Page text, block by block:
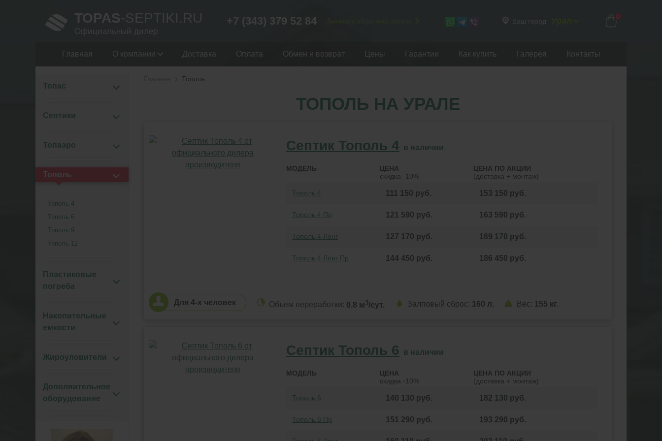
TOPAS-SEPTIKI.RU
Официальный дилер
+7 (343) 379 52 84 Ваш город
0
Главная О компании Доставка Оплата Обмен и возврат Цены Гарантии Как купить Галерея Контакты
Топас
Септики
Топаэро
Тополь
Тополь 4
Тополь 6
Тополь 9
Тополь 12
Пластиковые
погреба
Накопительные
емкости
Жироуловители
Дополнительное
оборудование
Тополь
ТОПОЛЬ НА УРАЛЕ
Септик Тополь 4 в наличии
МОДЕЛЬ
ЦЕНА
скидка -10%
ЦЕНА ПО АКЦИИ
(доставка + монтаж)
Тополь 4 111 150 руб. 153 150 руб.
Тополь 4 Пр 121 590 руб. 163 590 руб.
Тополь 4 Лонг 127 170 руб. 169 170 руб.
Тополь 4 Лонг Пр 144 450 руб. 186 450 руб.
Для 4-х человек Объем переработки: 0.8 м 3/сут. Залповый сброс: 160 л. Вес: 155 кг.
Септик Тополь 6 в наличии
МОДЕЛЬ
ЦЕНА
скидка -10%
ЦЕНА ПО АКЦИИ
(доставка + монтаж)
Тополь 6 140 130 руб. 182 130 руб.
Тополь 6 Пр 151 290 руб. 193 290 руб.